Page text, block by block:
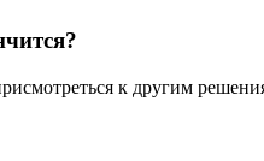
к другим